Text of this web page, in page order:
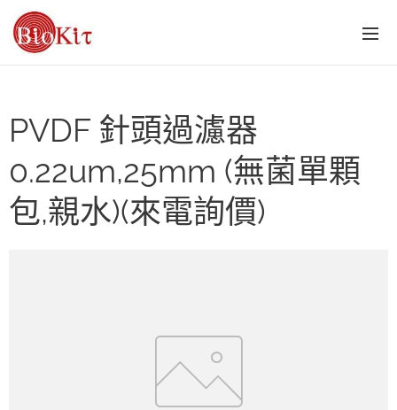
PVDF 針頭過濾器
0.22um,25mm (無菌單顆
包,親水)(來電詢價)